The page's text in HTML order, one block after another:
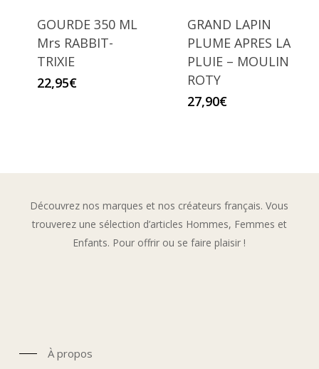
GOURDE 350 ML
Mrs RABBIT-
TRIXIE
22,95€
GRAND LAPIN
PLUME APRES LA
PLUIE – MOULIN
ROTY
27,90€
Découvrez nos marques et nos créateurs français. Vous
trouverez une sélection d’articles Hommes, Femmes et
Enfants. Pour offrir ou se faire plaisir !
À propos